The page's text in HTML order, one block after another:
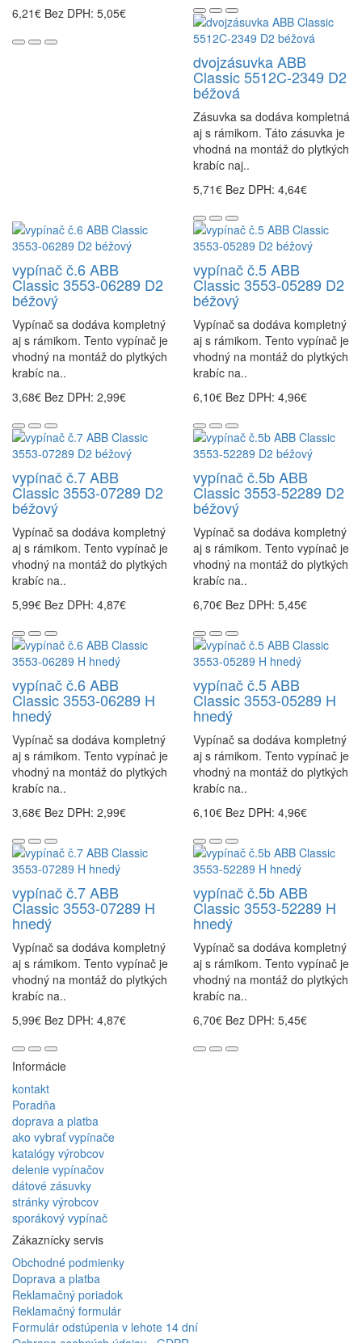
6,21€ Bez DPH: 5,05€
dvojzásuvka ABB
Classic 5512C-2349 D2
béžová
Zásuvka sa dodáva kompletná
aj s rámikom. Táto zásuvka je
vhodná na montáž do plytkých
krabíc naj..
5,71€ Bez DPH: 4,64€
vypínač č.6 ABB
Classic 3553-06289 D2
béžový
Vypínač sa dodáva kompletný
aj s rámikom. Tento vypínač je
vhodný na montáž do plytkých
krabíc na..
3,68€ Bez DPH: 2,99€
vypínač č.5 ABB
Classic 3553-05289 D2
béžový
Vypínač sa dodáva kompletný
aj s rámikom. Tento vypínač je
vhodný na montáž do plytkých
krabíc na..
6,10€ Bez DPH: 4,96€
vypínač č.7 ABB
Classic 3553-07289 D2
béžový
Vypínač sa dodáva kompletný
aj s rámikom. Tento vypínač je
vhodný na montáž do plytkých
krabíc na..
5,99€ Bez DPH: 4,87€
vypínač č.5b ABB
Classic 3553-52289 D2
béžový
Vypínač sa dodáva kompletný
aj s rámikom. Tento vypínač je
vhodný na montáž do plytkých
krabíc na..
6,70€ Bez DPH: 5,45€
vypínač č.6 ABB
Classic 3553-06289 H
hnedý
Vypínač sa dodáva kompletný
aj s rámikom. Tento vypínač je
vhodný na montáž do plytkých
krabíc na..
3,68€ Bez DPH: 2,99€
vypínač č.5 ABB
Classic 3553-05289 H
hnedý
Vypínač sa dodáva kompletný
aj s rámikom. Tento vypínač je
vhodný na montáž do plytkých
krabíc na..
6,10€ Bez DPH: 4,96€
vypínač č.7 ABB
Classic 3553-07289 H
hnedý
Vypínač sa dodáva kompletný
aj s rámikom. Tento vypínač je
vhodný na montáž do plytkých
krabíc na..
5,99€ Bez DPH: 4,87€
vypínač č.5b ABB
Classic 3553-52289 H
hnedý
Vypínač sa dodáva kompletný
aj s rámikom. Tento vypínač je
vhodný na montáž do plytkých
krabíc na..
6,70€ Bez DPH: 5,45€
Informácie
kontakt
Poradňa
doprava a platba
ako vybrať vypínače
katalógy výrobcov
delenie vypínačov
dátové zásuvky
stránky výrobcov
sporákový vypínač
Zákaznícky servis
Obchodné podmienky
Doprava a platba
Reklamačný poriadok
Reklamačný formulár
Formulár odstúpenia v lehote 14 dní